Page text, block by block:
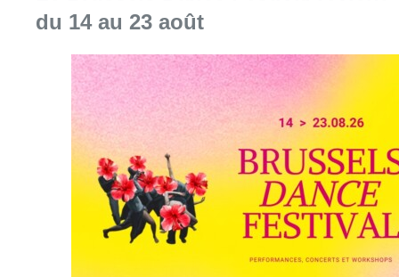
07 août 2026 Consulter l'article "Le Brussels Dance
De faux billets pour “L’Odyssée”
en IMAX circulent : Kinepolis
appelle les spectateurs à la
prudence